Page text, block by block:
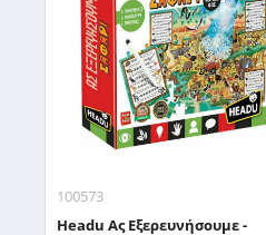
100573
Headu Aς Εξερευνήσουμε -